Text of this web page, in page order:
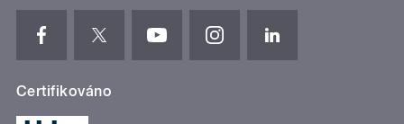
Certifikováno